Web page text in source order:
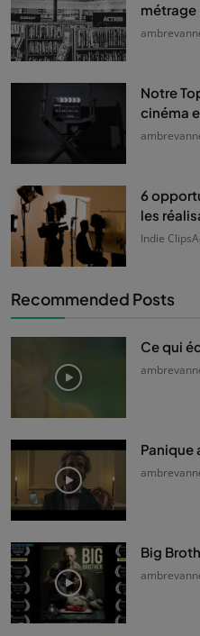
Notre
cinéma
6
les
Indie Clips
Recommended Posts
Ce qui
Panique
Big